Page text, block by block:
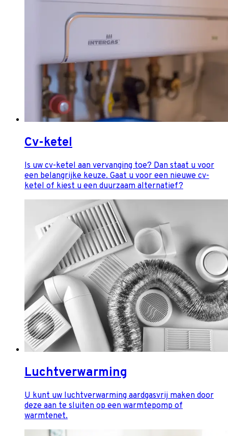
Cv-ketel
Is uw cv-ketel aan vervanging toe? Dan staat u voor
een belangrijke keuze. Gaat u voor een nieuwe cv-
ketel of kiest u een duurzaam alternatief?
Luchtverwarming
U kunt uw luchtverwarming aardgasvrij maken door
deze aan te sluiten op een warmtepomp of
warmtenet.